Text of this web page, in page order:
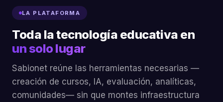
LA PLATAFORMA
Toda la tecnología educativa en
un solo lugar
Sabionet reúne las herramientas necesarias —
creación de cursos, IA, evaluación, analíticas,
comunidades— sin que montes infraestructura